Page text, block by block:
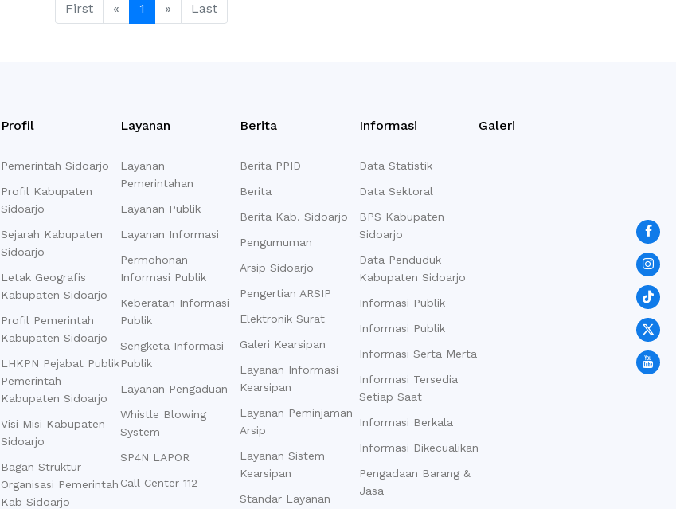
First « 1 » Last
Profil
Pemerintah Sidoarjo
Profil Kabupaten
Sidoarjo
Sejarah Kabupaten
Sidoarjo
Letak Geografis
Kabupaten Sidoarjo
Profil Pemerintah
Kabupaten Sidoarjo
LHKPN Pejabat Publik
Pemerintah
Kabupaten Sidoarjo
Visi Misi Kabupaten
Sidoarjo
Bagan Struktur
Organisasi Pemerintah
Kab Sidoarjo
Layanan
Layanan
Pemerintahan
Layanan Publik
Layanan Informasi
Permohonan
Informasi Publik
Keberatan Informasi
Publik
Sengketa Informasi
Publik
Layanan Pengaduan
Whistle Blowing
System
SP4N LAPOR
Call Center 112
Berita
Berita PPID
Berita
Berita Kab. Sidoarjo
Pengumuman
Arsip Sidoarjo
Pengertian ARSIP
Elektronik Surat
Galeri Kearsipan
Layanan Informasi
Kearsipan
Layanan Peminjaman
Arsip
Layanan Sistem
Kearsipan
Standar Layanan
Informasi
Data Statistik
Data Sektoral
BPS Kabupaten
Sidoarjo
Data Penduduk
Kabupaten Sidoarjo
Informasi Publik
Informasi Publik
Informasi Serta Merta
Informasi Tersedia
Setiap Saat
Informasi Berkala
Informasi Dikecualikan
Pengadaan Barang &
Jasa
Galeri